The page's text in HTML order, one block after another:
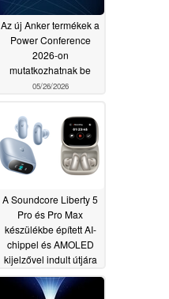
Az új Anker termékek a
Power Conference
2026-on
mutatkozhatnak be
05/26/2026
A Soundcore Liberty 5
Pro és Pro Max
készülékbe épített AI-
chippel és AMOLED
kijelzővel indult útjára
05/21/2026